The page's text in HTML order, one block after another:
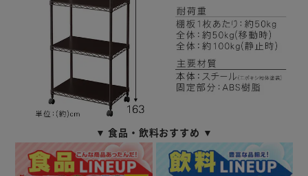
▼ 食品・飲料おすすめ ▼